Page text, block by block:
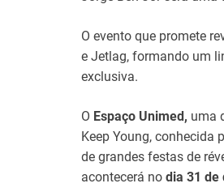
O evento que promete
e Jetlag, formando um
exclusiva.
O Espaço Unimed, uma
Keep Young, conhecida
de grandes festas de
acontecerá no dia 31 de